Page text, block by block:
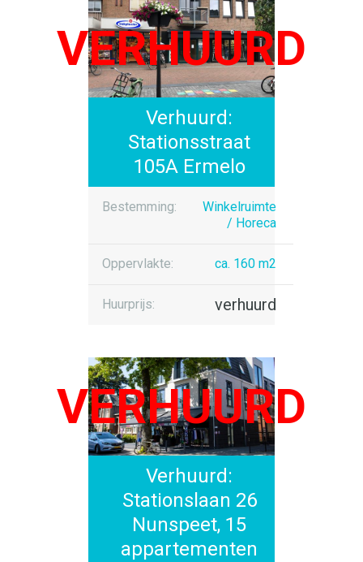
Verhuurd:
Stationsstraat
105A Ermelo
Bestemming:
Winkelruimte
/ Horeca
Oppervlakte: ca. 160 m2
Huurprijs: verhuurd
Verhuurd:
Stationslaan 26
Nunspeet, 15
appartementen